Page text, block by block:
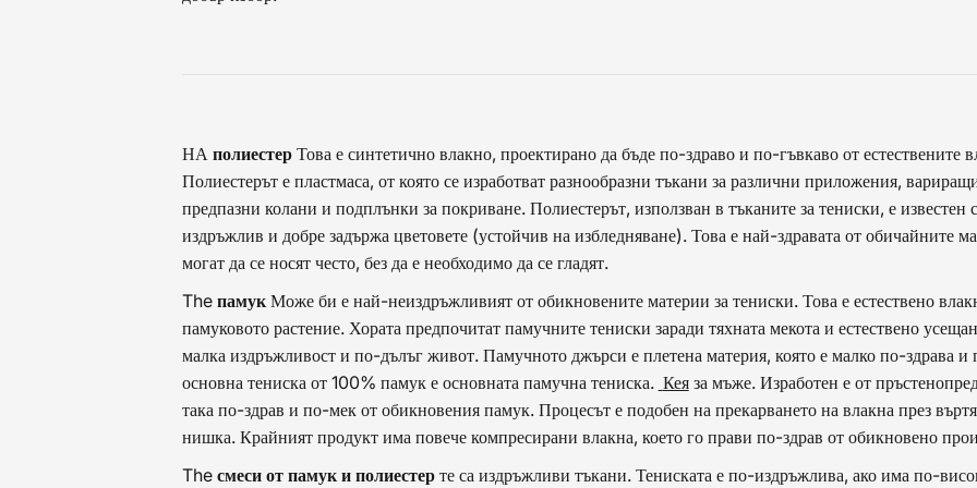
НА полиестер Това е синтетично влакно, проектирано да бъде по-здраво и по-гъвкаво от естествените
Полиестерът е пластмаса, от която се изработват разнообразни тъкани за различни приложения,
предпазни колани и подплънки за покриване. Полиестерът, използван в тъканите за тениски, е известен
издръжлив и добре задържа цветовете (устойчив на избледняване). Това е най-здравата от обичайните
могат да се носят често, без да е необходимо да се гладят.
The памук Може би е най-неиздръжливият от обикновените материи за тениски. Това е естествено
памуковото растение. Хората предпочитат памучните тениски заради тяхната мекота и естествено
малка издръжливост и по-дълъг живот. Памучното джърси е плетена материя, която е малко по-здрава
основна тениска от 100% памук е основната памучна тениска. Кея за мъже. Изработен е от
така по-здрав и по-мек от обикновения памук. Процесът е подобен на прекарването на влакна през
нишка. Крайният продукт има повече компресирани влакна, което го прави по-здрав от обикновено
The смеси от памук и полиестер те са издръжливи тъкани. Тениската е по-издръжлива, ако има по-